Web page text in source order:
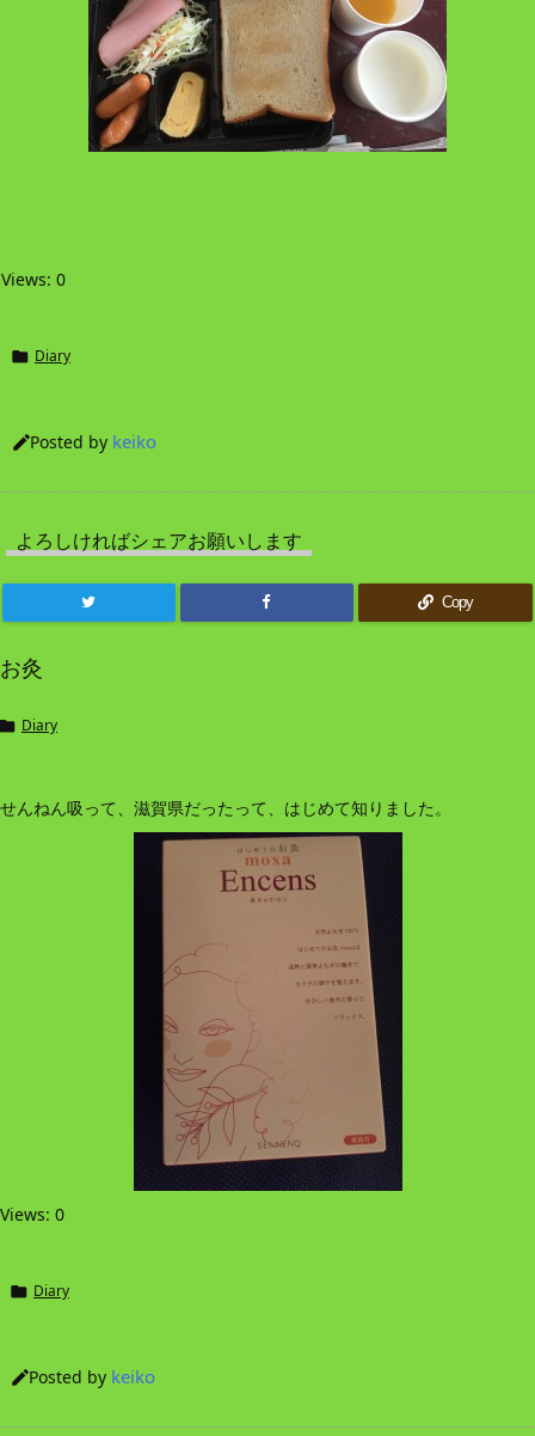
Views: 0
 Diary
Posted by keiko
よろしければシェアお願いします
Copy
お灸
Diary
せんねん吸って、滋賀県だったって、はじめて知りました。
Views: 0
 Diary
Posted by keiko